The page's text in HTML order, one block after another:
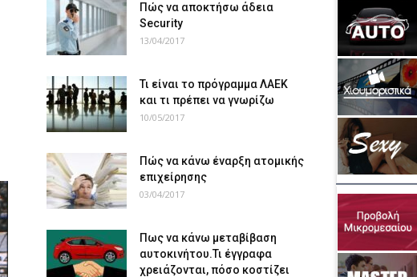
Πώς να αποκτήσω άδεια
Security
13/04/2017
Τι είναι το πρόγραμμα ΛΑΕΚ
και τι πρέπει να γνωρίζω
10/05/2017
Πώς να κάνω έναρξη ατομικής
επιχείρησης
03/04/2017
Πως να κάνω μεταβίβαση
αυτοκινήτου.Τι έγγραφα
χρειάζονται, πόσο κοστίζει